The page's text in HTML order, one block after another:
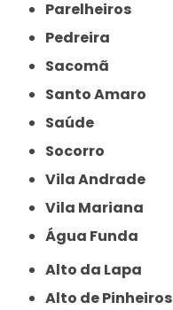
Parelheiros
Pedreira
Sacomã
Santo Amaro
Saúde
Socorro
Vila Andrade
Vila Mariana
Água Funda
Alto da Lapa
Alto de Pinheiros